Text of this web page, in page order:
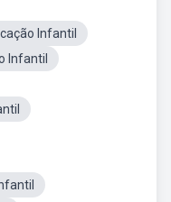
Infantil
Infantil